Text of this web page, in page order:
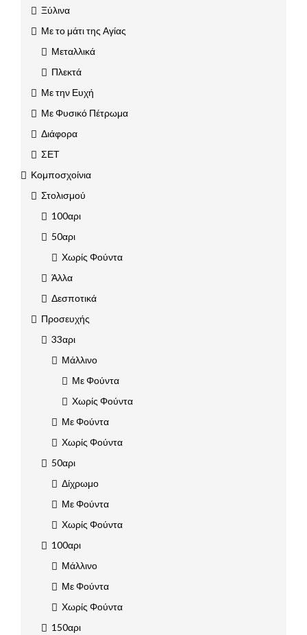
Ξύλινα
Με το μάτι της Αγίας
Μεταλλικά
Πλεκτά
Με την Ευχή
Με Φυσικό Πέτρωμα
Διάφορα
ΣΕΤ
Κομποσχοίνια
Στολισμού
100αρι
50αρι
Χωρίς Φούντα
Άλλα
Δεσποτικά
Προσευχής
33αρι
Μάλλινο
Με Φούντα
Χωρίς Φούντα
Με Φούντα
Χωρίς Φούντα
50αρι
Δίχρωμο
Με Φούντα
Χωρίς Φούντα
100αρι
Μάλλινο
Με Φούντα
Χωρίς Φούντα
150αρι